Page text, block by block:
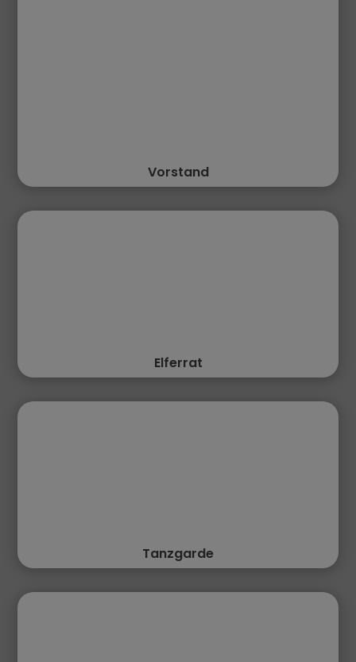
Vorstand
Elferrat
Tanzgarde